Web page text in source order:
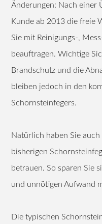
Änderungen: Nach einer
Kunde ab 2013 die freie
Sie mit Reinigungs-,
beauftragen. Wichtige
Brandschutz und die
bleiben jedoch in den
Schornsteinfegers.
Natürlich haben Sie
bisherigen
betrauen. So sparen Sie
und unnötigen Aufwand
Die typischen